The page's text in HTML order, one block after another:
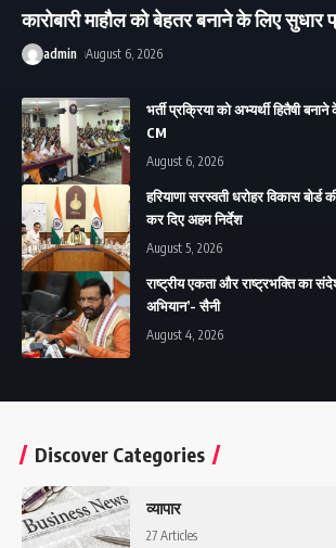
कारोबारी माहौल को बेहतर बनाने के लिए सुधार
admin August 6, 2026
भर्ती प्रक्रिया को अभ्यर्थी हितैषी
CM
August 6, 2026
हरियाणा सरस्वती धरोहर विकास बोर्ड
कर दिए अहम निर्देश
August 5, 2026
राष्ट्रीय एकता और राष्ट्रभक्ति का
अभियान’- सैनी
August 4, 2026
Discover Categories
व्यापार
27 Articles